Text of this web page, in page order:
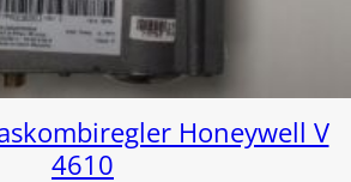
Honeywell V
4610